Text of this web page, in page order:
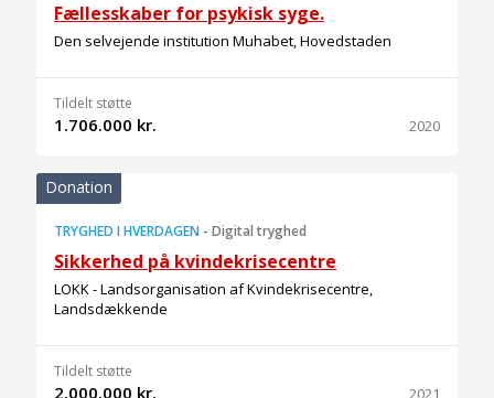
Fællesskaber for psykisk syge.
Den selvejende institution Muhabet, Hovedstaden
Tildelt støtte
1.706.000 kr. 2020
Donation
TRYGHED I HVERDAGEN - Digital tryghed
Sikkerhed på kvindekrisecentre
LOKK - Landsorganisation af Kvindekrisecentre,
Landsdækkende
Tildelt støtte
2.000.000 kr. 2021